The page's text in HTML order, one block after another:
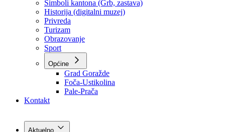
O kantonu
O kantonu
Simboli kantona (Grb, zastava)
Historija (digitalni muzej)
Privreda
Turizam
Obrazovanje
Sport
Općine
Kontakt